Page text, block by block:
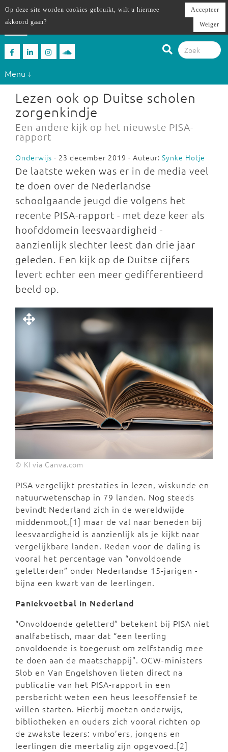
Menu ↓
Lezen ook op Duitse scholen
zorgenkindje
Een andere kijk op het nieuwste PISA-
rapport
Onderwijs - 23 december 2019 - Auteur: Synke Hotje
De laatste weken was er in de media veel
te doen over de Nederlandse
schoolgaande jeugd die volgens het
recente PISA-rapport - met deze keer als
hoofddomein leesvaardigheid -
aanzienlijk slechter leest dan drie jaar
geleden. Een kijk op de Duitse cijfers
levert echter een meer gedifferentieerd
beeld op.
© KI via Canva.com
PISA vergelijkt prestaties in lezen, wiskunde en
natuurwetenschap in 79 landen. Nog steeds
bevindt Nederland zich in de wereldwijde
middenmoot,[1] maar de val naar beneden bij
leesvaardigheid is aanzienlijk als je kijkt naar
vergelijkbare landen. Reden voor de daling is
vooral het percentage van “onvoldoende
geletterden” onder Nederlandse 15-jarigen -
bijna een kwart van de leerlingen.
Paniekvoetbal in Nederland
“Onvoldoende geletterd” betekent bij PISA niet
analfabetisch, maar dat “een leerling
onvoldoende is toegerust om zelfstandig mee
te doen aan de maatschappij”. OCW-ministers
Slob en Van Engelshoven lieten direct na
publicatie van het PISA-rapport in een
persbericht weten een heus leesoffensief te
willen starten. Hierbij moeten onderwijs,
bibliotheken en ouders zich vooral richten op
de zwakste lezers: vmbo’ers, jongens en
leerlingen die meertalig zijn opgevoed.[2]
Op deze site worden cookies gebruikt, wilt u hiermee
akkoord gaan?
Accepteer
Weiger